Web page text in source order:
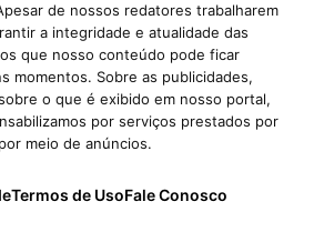
de nossos redatores trabalharem
a integridade e atualidade das
que nosso conteúdo pode ficar
momentos. Sobre as publicidades,
o que é exibido em nosso portal,
por serviços prestados por
meio de anúncios.
Termos de UsoFale Conosco